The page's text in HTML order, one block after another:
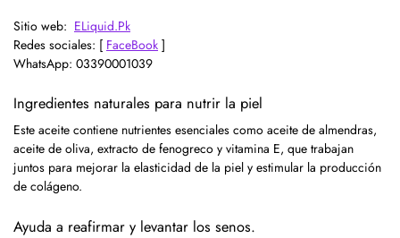
Sitio web: ELiquid.Pk
Redes sociales: [ FaceBook ]
WhatsApp: 03390001039
Ingredientes naturales para nutrir la piel
Este aceite contiene nutrientes esenciales como aceite de almendras,
aceite de oliva, extracto de fenogreco y vitamina E, que trabajan
juntos para mejorar la elasticidad de la piel y estimular la producción
de colágeno.
Ayuda a reafirmar y levantar los senos.